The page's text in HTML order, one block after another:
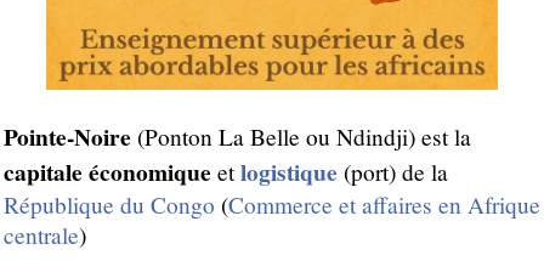
Pointe-Noire (Ponton La Belle ou Ndindji) est la
capitale économique etlogistique (port) de la
République du Congo (Commerce et affaires en Afrique
centrale)